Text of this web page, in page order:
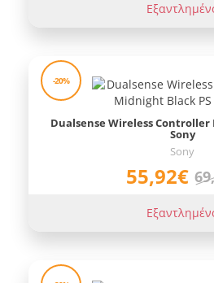
-20%
Dualsense Wireless Controller
Sony
Sony
55,92€